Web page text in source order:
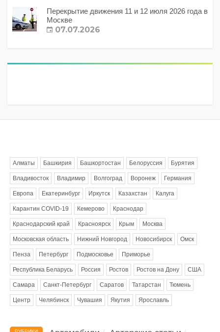
Перекрытие движения 11 и 12 июля 2026 года в
Москве
07.07.2026
Алматы Башкирия Башкортостан Белоруссия Бурятия
Владивосток Владимир Волгоград Воронеж Германия
Европа Екатеринбург Иркутск Казахстан Калуга
Карантин COVID-19 Кемерово Краснодар
Краснодарский край Красноярск Крым Москва
Московская область Нижний Новгород Новосибирск Омск
Пенза Петербург Подмосковье Приморье
Республика Беларусь Россия Ростов Ростов на Дону США
Самара Санкт-Петербург Саратов Татарстан Тюмень
Центр Челябинск Чувашия Якутия Ярославль